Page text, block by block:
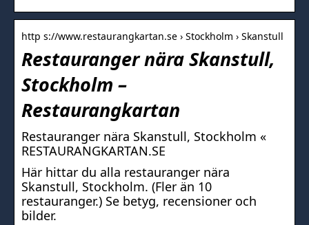
http s://www.restaurangkartan.se › Stockholm › Skanstull
Restauranger nära Skanstull,
Stockholm –
Restaurangkartan
Restauranger nära Skanstull, Stockholm «
RESTAURANGKARTAN.SE
Här hittar du alla restauranger nära
Skanstull, Stockholm. (Fler än 10
restauranger.) Se betyg, recensioner och
bilder.